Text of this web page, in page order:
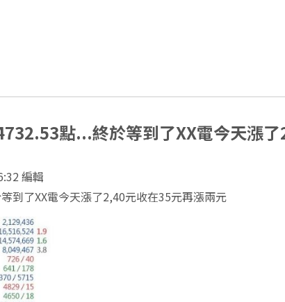
點...終於等到了XX電今天漲
編輯
到了XX電今天漲了2,40元收在35元再漲兩元